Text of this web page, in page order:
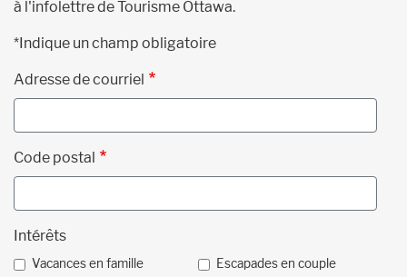
à l'infolettre de Tourisme Ottawa.
*Indique un champ obligatoire
Adresse de courriel
Code postal
Intérêts
Vacances en famille
Escapades en couple